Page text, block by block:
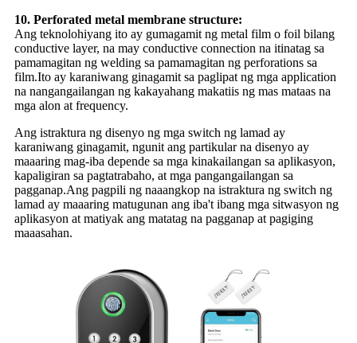
10. Perforated metal membrane structure:
Ang teknolohiyang ito ay gumagamit ng metal film o foil bilang
conductive layer, na may conductive connection na itinatag sa
pamamagitan ng welding sa pamamagitan ng perforations sa
film.Ito ay karaniwang ginagamit sa paglipat ng mga application
na nangangailangan ng kakayahang makatiis ng mas mataas na
mga alon at frequency.
Ang istraktura ng disenyo ng mga switch ng lamad ay
karaniwang ginagamit, ngunit ang partikular na disenyo ay
maaaring mag-iba depende sa mga kinakailangan sa aplikasyon,
kapaligiran sa pagtatrabaho, at mga pangangailangan sa
pagganap.Ang pagpili ng naaangkop na istraktura ng switch ng
lamad ay maaaring matugunan ang iba't ibang mga sitwasyon ng
aplikasyon at matiyak ang matatag na pagganap at pagiging
maaasahan.